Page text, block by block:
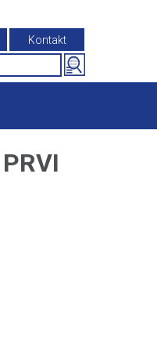
Kontakt
Search
for: